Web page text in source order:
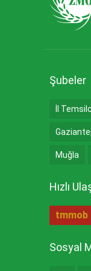
Şubeler
İl
Muğla
Hızlı
tmmob
Sosyal